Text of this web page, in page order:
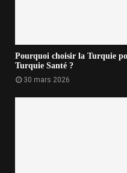
Pourquoi choisir la Turquie
Turquie Santé ?
30 mars 2026